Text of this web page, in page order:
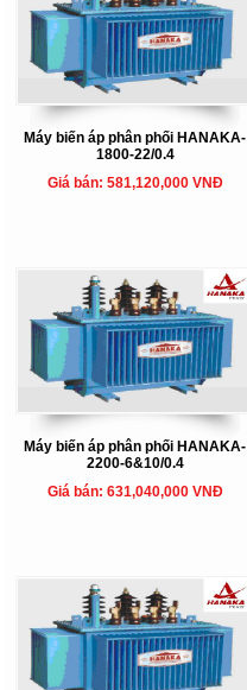
Máy biến áp phân phối HANAKA-
1800-22/0.4
Giá bán: 581,120,000 VNĐ
Máy biến áp phân phối HANAKA-
2200-6&10/0.4
Giá bán: 631,040,000 VNĐ